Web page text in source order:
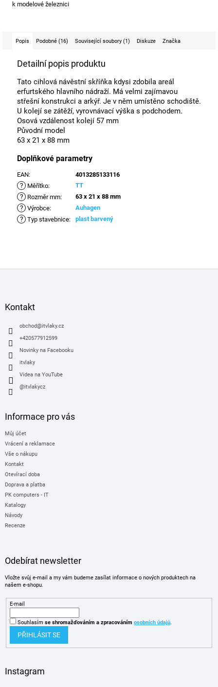
k modelové železnici
Popis Podobné (16) Související soubory (1) Diskuze Značka
Detailní popis produktu
Tato cihlová návěstní skříňka kdysi zdobila areál
erfurtského hlavního nádraží. Má velmi zajímavou
střešní konstrukci a arkýř. Je v něm umístěno schodiště.
U kolejí se zátěží, vyrovnávací výška s podchodem.
Osová vzdálenost kolejí 57 mm
Původní model
63 x 21 x 88 mm
Doplňkové parametry
EAN: 4013285133116
? Měřítko: TT
? Rozměr mm: 63 x 21 x 88 mm
? Výrobce: Auhagen
? Typ stavebnice: plast barvený
Kontakt
obchod@itvlaky.cz
+420577912599
Novinky na Facebooku
itvlaky
Videa na YouTube
@itvlakycz
Informace pro vás
Můj účet
Vrácení a reklamace
Vše o nákupu
Kontakt
Otevírací doba
Doprava a platba
PK computers - IT
Katalogy
Návody
Recenze
Odebírat newsletter
Vložte svůj e-mail a my vám budeme zasílat informace o nových produktech na
našem e-shopu.
E-mail
Souhlasím se shromažďováním a zpracováním osobních údajů.
PŘIHLÁSIT SE
Instagram